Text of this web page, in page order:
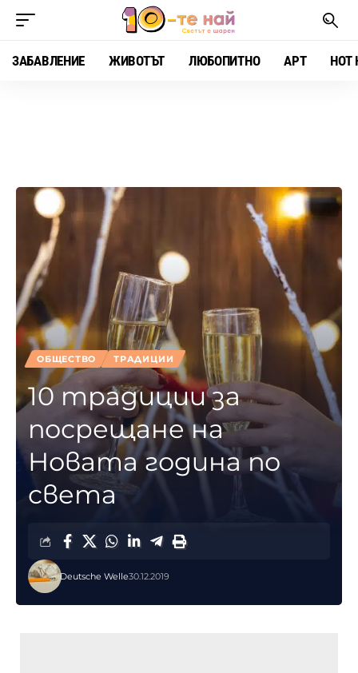
ЗАБАВЛЕНИЕ ЖИВОТЪТ ЛЮБОПИТНО АРТ HOT
ОБЩЕСТВО ТРАДИЦИИ
10 традиции за
посрещане на
Новата година по
света
Deutsche Welle30.12.2019